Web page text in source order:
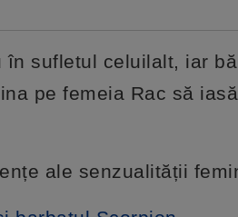
în sufletul celuilalt, iar
pe femeia Rac să
ale senzualității